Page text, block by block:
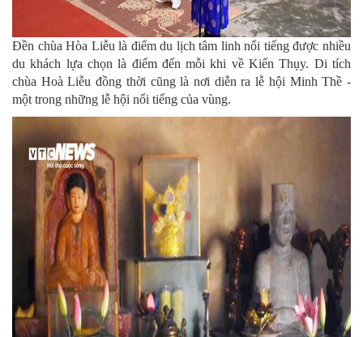
Đền chùa Hòa Liễu là điểm du lịch tâm linh nổi tiếng được nhiều
du khách lựa chọn là điểm đến mỗi khi về Kiến Thụy. Di tích
chùa Hoà Liễu đồng thời cũng là nơi diễn ra lễ hội Minh Thề -
một trong những lễ hội nổi tiếng của vùng.